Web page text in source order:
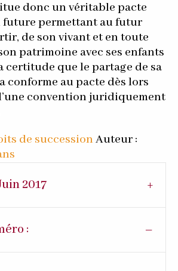
donc un véritable pacte
future permettant au futur
de son vivant et en toute
patrimoine avec ses enfants
certitude que le partage de sa
conforme au pacte dès lors
convention juridiquement
de successionAuteur :
2017
: